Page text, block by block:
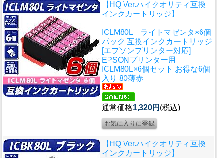
【HQ Ver.ハイクオリティ互換
インクカートリッジ】
ICLM80L ライトマゼンタ×6個
パック 互換インクカートリッジ
[エプソンプリンター対応]
EPSONプリンター用
ICLM80L×6個セット お得な6個
入り 80薄赤
通常価格1,320円 (税込)
【HQ Ver.ハイクオリティ互換
インクカートリッジ】